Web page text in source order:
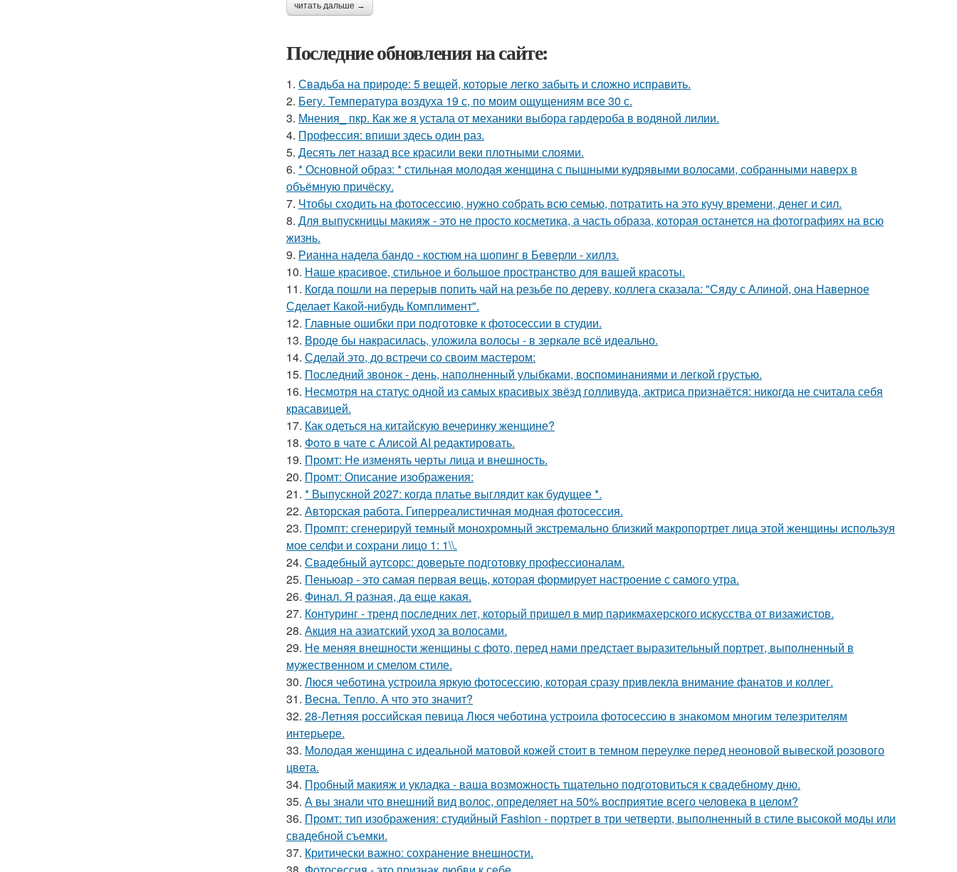
читать дальше →
Последние обновления на сайте:
1. Свадьба на природе: 5 вещей, которые легко забыть и сложно исправить.
2. Бегу. Температура воздуха 19 с, по моим ощущениям все 30 с.
3. Мнения_ пкр. Как же я устала от механики выбора гардероба в водяной лилии.
4. Профессия: впиши здесь один раз.
5. Десять лет назад все красили веки плотными слоями.
6. * Основной образ: * стильная молодая женщина с пышными кудрявыми волосами, собранными наверх в
объёмную причёску.
7. Чтобы сходить на фотосессию, нужно собрать всю семью, потратить на это кучу времени, денег и сил.
8. Для выпускницы макияж - это не просто косметика, а часть образа, которая останется на фотографиях на всю
жизнь.
9. Рианна надела бандо - костюм на шопинг в Беверли - хиллз.
10. Наше красивое, стильное и большое пространство для вашей красоты.
11. Когда пошли на перерыв попить чай на резьбе по дереву, коллега сказала: "Сяду с Алиной, она Наверное
Сделает Какой-нибудь Комплимент".
12. Главные ошибки при подготовке к фотосессии в студии.
13. Вроде бы накрасилась, уложила волосы - в зеркале всё идеально.
14. Сделай это, до встречи со своим мастером:
15. Последний звонок - день, наполненный улыбками, воспоминаниями и легкой грустью.
16. Несмотря на статус одной из самых красивых звёзд голливуда, актриса признаётся: никогда не считала себя
красавицей.
17. Как одеться на китайскую вечеринку женщине?
18. Фото в чате с Алисой AI редактировать.
19. Промт: Не изменять черты лица и внешность.
20. Промт: Описание изображения:
21. * Выпускной 2027: когда платье выглядит как будущее *.
22. Авторская работа. Гиперреалистичная модная фотосессия.
23. Промпт: сгенерируй темный монохромный экстремально близкий макропортрет лица этой женщины используя
мое селфи и сохрани лицо 1: 1\\.
24. Свадебный аутсорс: доверьте подготовку профессионалам.
25. Пеньюар - это самая первая вещь, которая формирует настроение с самого утра.
26. Финал. Я разная, да еще какая.
27. Контуринг - тренд последних лет, который пришел в мир парикмахерского искусства от визажистов.
28. Акция на азиатский уход за волосами.
29. Не меняя внешности женщины с фото, перед нами предстает выразительный портрет, выполненный в
мужественном и смелом стиле.
30. Люся чеботина устроила яркую фотосессию, которая сразу привлекла внимание фанатов и коллег.
31. Весна. Тепло. А что это значит?
32. 28-Летняя российская певица Люся чеботина устроила фотосессию в знакомом многим телезрителям
интерьере.
33. Молодая женщина с идеальной матовой кожей стоит в темном переулке перед неоновой вывеской розового
цвета.
34. Пробный макияж и укладка - ваша возможность тщательно подготовиться к свадебному дню.
35. А вы знали что внешний вид волос, определяет на 50% восприятие всего человека в целом?
36. Промт: тип изображения: студийный Fashion - портрет в три четверти, выполненный в стиле высокой моды или
свадебной съемки.
37. Критически важно: сохранение внешности.